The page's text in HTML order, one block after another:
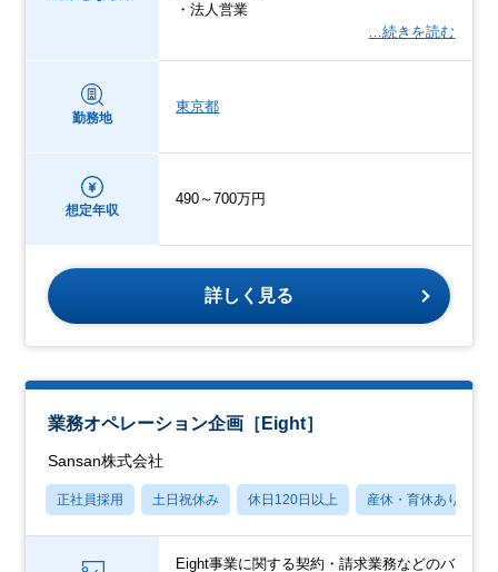
・法人営業
…続きを読む
勤務地
東京都
想定年収
490～700万円
詳しく見る
業務オペレーション企画［Eight］
Sansan株式会社
正社員採用 土日祝休み 休日120日以上 産休・育休あり
Eight事業に関する契約・請求業務などのバ